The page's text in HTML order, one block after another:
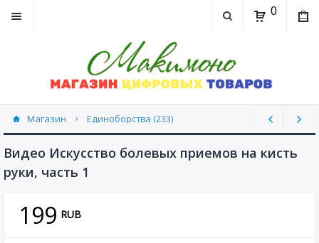
0
Магазин Единоборства (233)
Видео Искусство болевых приемов на кисть
руки, часть 1
199 RUB